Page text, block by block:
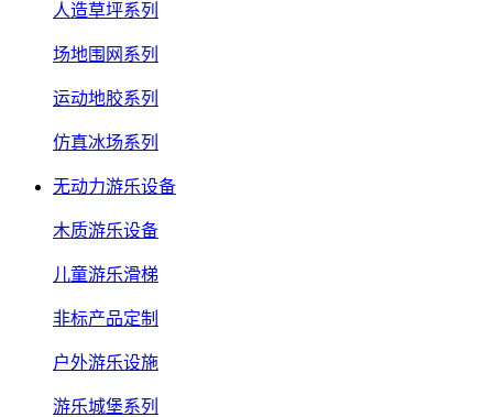
人造草坪系列
场地围网系列
运动地胶系列
仿真冰场系列
无动力游乐设备
木质游乐设备
儿童游乐滑梯
非标产品定制
户外游乐设施
游乐城堡系列